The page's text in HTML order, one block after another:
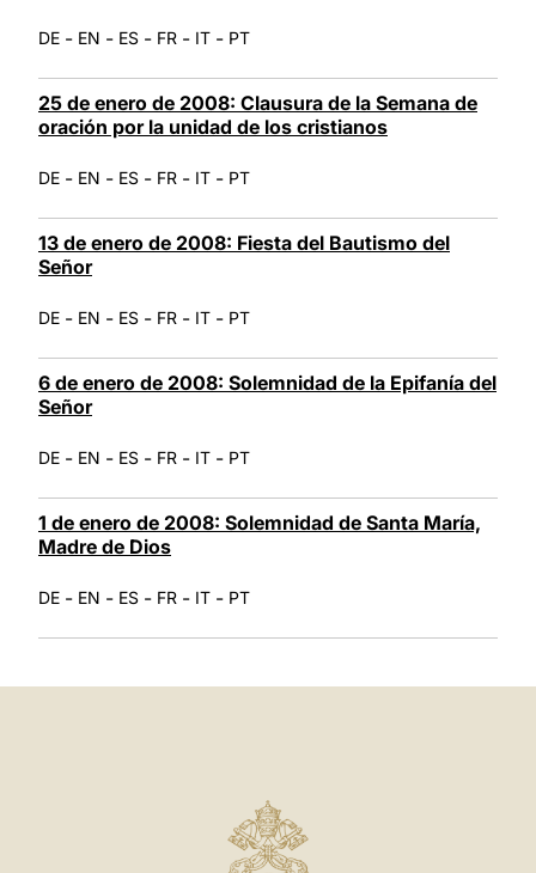
DE - EN - ES - FR - IT - PT
25 de enero de 2008: Clausura de la Semana de
oración por la unidad de los cristianos
DE - EN - ES - FR - IT - PT
13 de enero de 2008: Fiesta del Bautismo del
Señor
DE - EN - ES - FR - IT - PT
6 de enero de 2008: Solemnidad de la Epifanía del
Señor
DE - EN - ES - FR - IT - PT
1 de enero de 2008: Solemnidad de Santa María,
Madre de Dios
DE - EN - ES - FR - IT - PT